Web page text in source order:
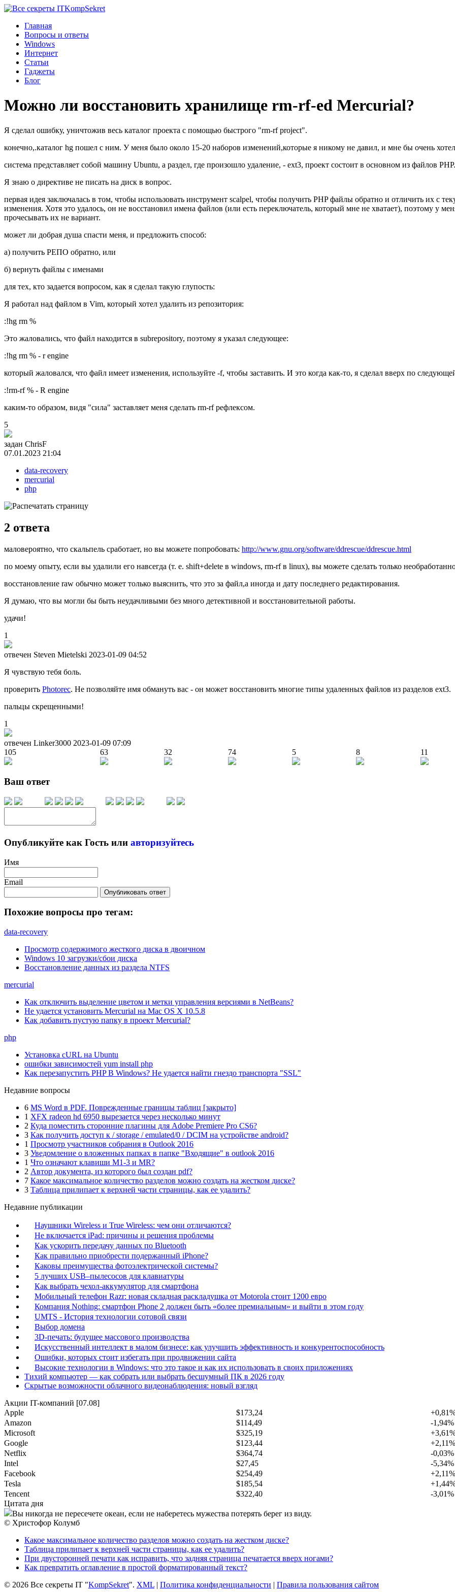
KompSekret
Главная
Вопросы и ответы
Windows
Интернет
Статьи
Гаджеты
Блог
Можно ли восстановить хранилище rm-rf-ed Mercurial?
Я сделал ошибку, уничтожив весь каталог проекта с помощью быстрого "rm-rf project".
конечно,.каталог hg пошел с ним. У меня было около 15-20 наборов изменений,которые я никому не давил, и мне бы очень
система представляет собой машину Ubuntu, а раздел, где произошло удаление, - ext3, проект состоит в основном из файлов PHP.
Я знаю о директиве не писать на диск в вопрос.
первая идея заключалась в том, чтобы использовать инструмент scalpel, чтобы получить PHP файлы обратно и отличить их с
изменения. Хотя это удалось, он не восстановил имена файлов (или есть переключатель, который мне не хватает), поэтому у
прочесывать их не вариант.
может ли добрая душа спасти меня, и предложить способ:
a) получить РЕПО обратно, или
б) вернуть файлы с именами
для тех, кто задается вопросом, как я сделал такую глупость:
Я работал над файлом в Vim, который хотел удалить из репозитория:
:!hg rm %
Это жаловались, что файл находится в subrepository, поэтому я указал следующее:
:!hg rm % - r engine
который жаловался, что файл имеет изменения, используйте -f, чтобы заставить. И это когда как-то, я сделал вверх по
:!rm-rf % - R engine
каким-то образом, видя "сила" заставляет меня сделать rm-rf рефлексом.
5
задан ChrisF
07.01.2023 21:04
data-recovery
mercurial
php
2 ответа
маловероятно, что скальпель сработает, но вы можете попробовать: http://www.gnu.org/software/ddrescue/ddrescue.html
по моему опыту, если вы удалили его навсегда (т. е. shift+delete в windows, rm-rf в linux), вы можете сделать только
восстановление raw обычно может только выяснить, что это за файл,а иногда и дату последнего редактирования.
Я думаю, что вы могли бы быть неудачливыми без много детективной и восстановительной работы.
удачи!
1
отвечен Steven Mietelski 2023-01-09 04:52
Я чувствую тебя боль.
проверить Photorec. Не позволяйте имя обмануть вас - он может восстановить многие типы удаленных файлов из разделов ext3.
пальцы скрещенными!
1
отвечен Linker3000 2023-01-09 07:09
105
63 32 74 5 8 11
Ваш ответ
Опубликуйте как Гость или авторизуйтесь
Имя
Email
Опубликовать ответ
Похожие вопросы про тегам:
data-recovery
Просмотр содержимого жесткого диска в двоичном
Windows 10 загрузки/сбои диска
Восстановление данных из раздела NTFS
mercurial
Как отключить выделение цветом и метки управления версиями в NetBeans?
Не удается установить Mercurial на Mac OS X 10.5.8
Как добавить пустую папку в проект Mercurial?
php
Установка cURL на Ubuntu
ошибки зависимостей yum install php
Как перезапустить PHP В Windows? Не удается найти гнездо транспорта "SSL"
Недавние вопросы
6 MS Word в PDF. Поврежденные границы таблиц [закрыто]
1 XFX radeon hd 6950 вырезается через несколько минут
2 Куда поместить сторонние плагины для Adobe Premiere Pro CS6?
3 Как получить доступ к / storage / emulated/0 / DCIM на устройстве android?
1 Просмотр участников собрания в Outlook 2016
3 Уведомление о вложенных папках в папке "Входящие" в outlook 2016
1 Что означают клавиши M1-3 и MR?
2 Автор документа, из которого был создан pdf?
7 Какое максимальное количество разделов можно создать на жестком диске?
3 Таблица прилипает к верхней части страницы, как ее удалить?
Недавние публикации
Наушники Wireless и True Wireless: чем они отличаются?
Не включается iPad: причины и решения проблемы
Как ускорить передачу данных по Bluetooth
Как правильно приобрести подержанный iPhone?
Каковы преимущества фотоэлектрической системы?
5 лучших USB–пылесосов для клавиатуры
Как выбрать чехол-аккумулятор для смартфона
Мобильный телефон Razr: новая складная раскладушка от Motorola стоит 1200 евро
Компания Nothing: смартфон Phone 2 должен быть «более премиальным» и выйти в этом году
UMTS - История технологии сотовой связи
Выбор домена
3D-печать: будущее массового производства
Искусственный интеллект в малом бизнесе: как улучшить эффективность и конкурентоспособность
Ошибки, которых стоит избегать при продвижении сайта
Высокие технологии в Windows: что это такое и как их использовать в своих приложениях
Тихий компьютер — как собрать или выбрать бесшумный ПК в 2026 году
Скрытые возможности облачного видеонаблюдения: новый взгляд
Акции IT-компаний [07.08]
Apple
$173,24
Amazon
$114,49
-1,94%
Microsoft
$325,19
Google
$123,44
+2,11%
Netflix
$364,74
-0,03%
Intel
$27,45
-5,34%
Facebook
$254,49
+2,11%
Tesla
$185,54
Tencent
$322,40
-3,01%
Цитата дня
Вы никогда не пересечете океан, если не наберетесь мужества потерять берег из виду.
© Христофор Колумб
Какое максимальное количество разделов можно создать на жестком диске?
Таблица прилипает к верхней части страницы, как ее удалить?
При двусторонней печати как исправить, что задняя страница печатается вверх ногами?
Как превратить оглавление в простой форматированный текст?
© 2026 Все секреты IT "KompSekret". XML | Политика конфиденциальности | Правила пользования сайтом